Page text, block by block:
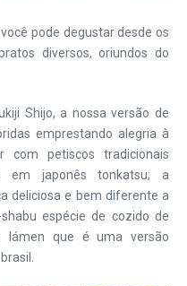
pode degustar desde os
diversos, oriundos do
Shijo, a nossa versão de
emprestando alegria à
com petiscos tradicionais
em japonês tonkatsu; a
deliciosa e bem diferente a
espécie de cozido de
lámen que é uma versão